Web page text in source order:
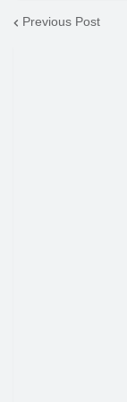
Previous Post